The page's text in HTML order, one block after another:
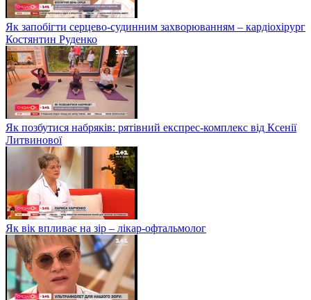
Як запобігти серцево-судинним захворюванням – кардіохірург
Костянтин Руденко
Як позбутися набряків: рятівний експрес-комплекс від Ксенії
Литвинової
Як вік впливає на зір – лікар-офтальмолог